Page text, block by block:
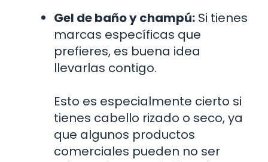
Gel de baño y champú: Si tienes
marcas específicas que
prefieres, es buena idea
llevarlas contigo.
Esto es especialmente cierto si
tienes cabello rizado o seco, ya
que algunos productos
comerciales pueden no ser